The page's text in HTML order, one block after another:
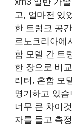
xm3 일반 가
고, 얼마전 있
한 트렁크 공
르노코리아에
합 모델 간 트
한 장으로 비
리터, 혼합 모
명기하고 있
너무 큰 차이
자를 들고 측